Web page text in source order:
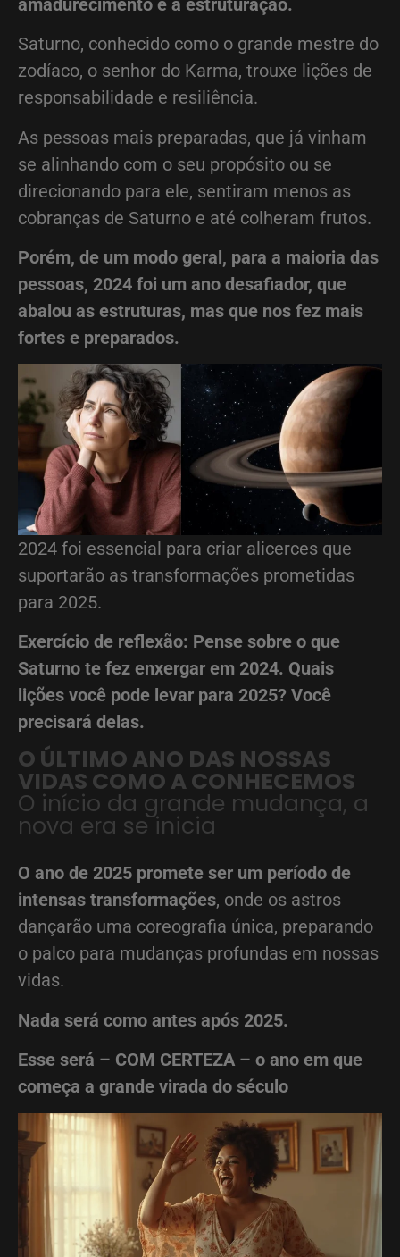
Saturno, conhecido como o grande mestre do
zodíaco, o senhor do Karma, trouxe lições de
responsabilidade e resiliência.
As pessoas mais preparadas, que já vinham
se alinhando com o seu propósito ou se
direcionando para ele, sentiram menos as
cobranças de Saturno e até colheram frutos.
Porém, de um modo geral, para a maioria das
pessoas, 2024 foi um ano desafiador, que
abalou as estruturas, mas que nos fez mais
fortes e preparados.
2024 foi essencial para criar alicerces que
suportarão as transformações prometidas
para 2025.
Exercício de reflexão: Pense sobre o que
Saturno te fez enxergar em 2024. Quais
lições você pode levar para 2025? Você
precisará delas.
O ÚLTIMO ANO DAS NOSSAS
VIDAS COMO A CONHECEMOS
O início da grande mudança, a
nova era se inicia
O ano de 2025 promete ser um período de
intensas transformações, onde os astros
dançarão uma coreografia única, preparando
o palco para mudanças profundas em nossas
vidas.
Nada será como antes após 2025.
Esse será – COM CERTEZA – o ano em que
começa a grande virada do século